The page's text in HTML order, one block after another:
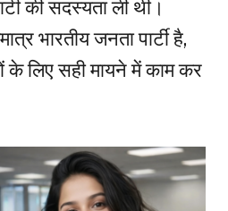
की सदस्यता ली थी।
भारतीय जनता पार्टी है,
के लिए सही मायने में काम कर